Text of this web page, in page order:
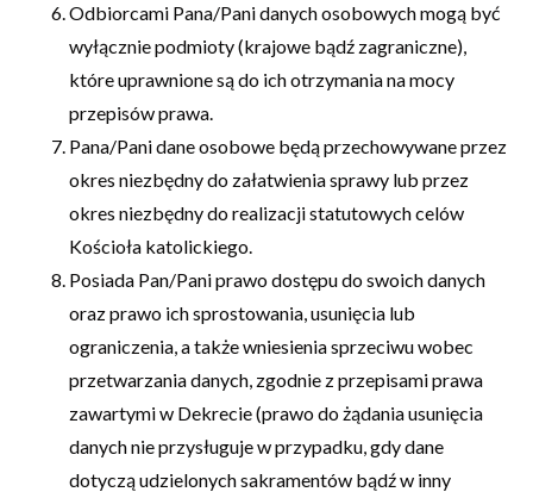
Odbiorcami Pana/Pani danych osobowych mogą być
wyłącznie podmioty (krajowe bądź zagraniczne),
które uprawnione są do ich otrzymania na mocy
przepisów prawa.
Pana/Pani dane osobowe będą przechowywane przez
okres niezbędny do załatwienia sprawy lub przez
okres niezbędny do realizacji statutowych celów
Kościoła katolickiego.
Posiada Pan/Pani prawo dostępu do swoich danych
oraz prawo ich sprostowania, usunięcia lub
ograniczenia, a także wniesienia sprzeciwu wobec
przetwarzania danych, zgodnie z przepisami prawa
zawartymi w Dekrecie (prawo do żądania usunięcia
danych nie przysługuje w przypadku, gdy dane
dotyczą udzielonych sakramentów bądź w inny